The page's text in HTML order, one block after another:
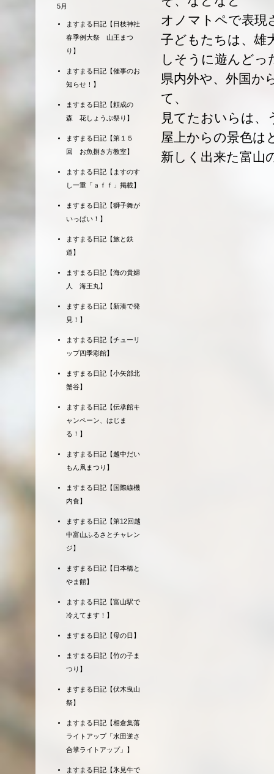
オノマトペで表現
子どもたちは、雄
しそうに遊んどっ
県内外や、外国か
て、
見てたおいらは、
屋上からの景色は
新しく出来た富山
5月
ますまる日記【日枝神社
春季例大祭 山王まつ
り】
ますまる日記【催事のお
知らせ！】
ますまる日記【頼成の
森 花しょうぶ祭り】
ますまる日記【第１５
回 お魚捌き方教室】
ますまる日記【ますのす
し一重「ａｆｆ」掲載】
ますまる日記【獅子舞が
いっぱい！】
ますまる日記【旅と鉄
道】
ますまる日記【海の貴婦
人 海王丸】
ますまる日記【新湊で発
見！】
ますまる日記【チューリ
ップ四季彩館】
ますまる日記【小矢部北
蟹谷】
ますまる日記【伝承館キ
ャンペーン、はじま
る！】
ますまる日記【越中だい
もん凧まつり】
ますまる日記【国際線機
内食】
ますまる日記【第12回越
中富山ふるさとチャレン
ジ】
ますまる日記【日本橋と
やま館】
ますまる日記【富山駅で
冷えてます！】
ますまる日記【母の日】
ますまる日記【竹の子ま
つり】
ますまる日記【伏木曳山
祭】
ますまる日記【相倉集落
ライトアップ「水田逆さ
合掌ライトアップ」】
ますまる日記【氷見牛で